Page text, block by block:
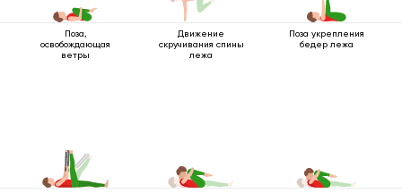
Поза,
освобождающая
ветры
Движение
скручивания спины
лежа
Поза укрепления
бедер лежа